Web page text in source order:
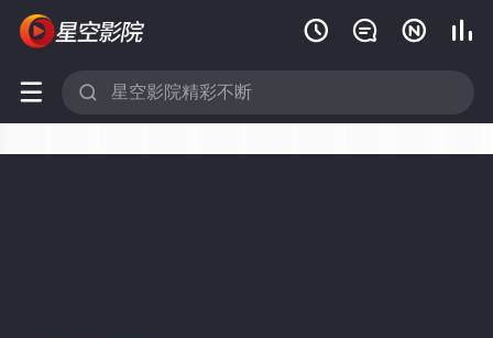
   
 